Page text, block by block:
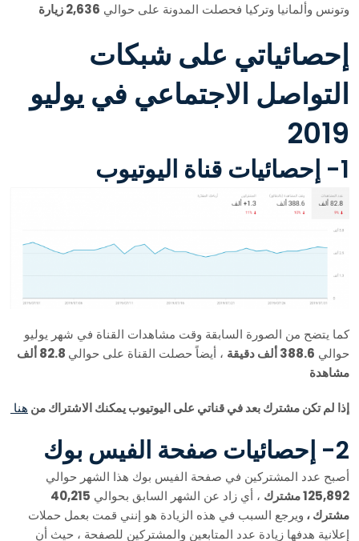
وتونس وألمانيا وتركيا فحصلت المدونة على حوالي 2,636 زيارة
إحصائياتي على شبكات
التواصل الاجتماعي في يوليو
2019
1- إحصائيات قناة اليوتيوب
كما يتضح من الصورة السابقة وقت مشاهدات القناة في شهر يوليو
حوالي 388.6 ألف دقيقة ، أيضاً حصلت القناة على حوالي
82.8 ألف
مشاهدة
إذا لم تكن مشترك بعد في قناتي على اليوتيوب يمكنك الاشتراك من هنا
2- إحصائيات صفحة الفيس بوك
أصبح عدد المشتركين في صفحة الفيس بوك هذا الشهر حوالي
125,892 مشترك
، أي زاد عن الشهر السابق بحوالي
مشترك ، ويرجع السبب في هذه الزيادة هو إنني قمت بعمل حملات
إعلانية هدفها زيادة عدد المتابعين والمشتركين للصفحة ، حيث أن